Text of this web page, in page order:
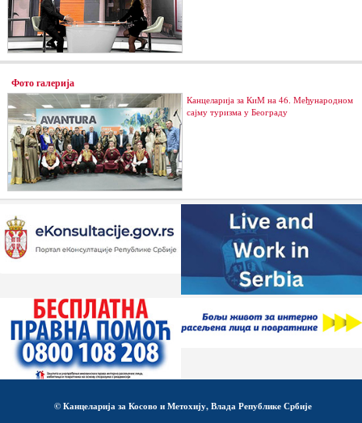
Фото галерија
Канцеларија за КиМ на 46. Међународном
сајму туризма у Београду
© Канцеларија за Косово и Метохију, Влада Републике Србије